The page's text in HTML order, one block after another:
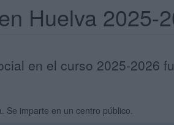
Huelva 2025-
en el curso 2025-2026
Se imparte en un centro público.